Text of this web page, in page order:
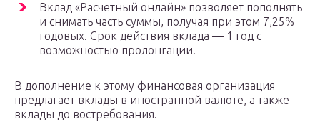
Вклад «Расчетный онлайн» позволяет пополнять
и снимать часть суммы, получая при этом 7,25%
годовых. Срок действия вклада — 1 год с
возможностью пролонгации.
В дополнение к этому финансовая организация
предлагает вклады в иностранной валюте, а также
вклады до востребования.